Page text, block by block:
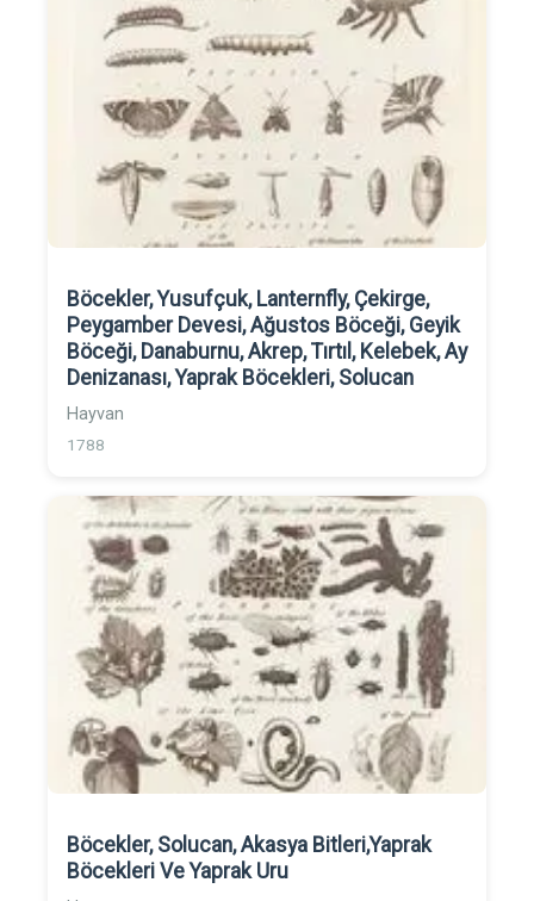
Böcekler, Yusufçuk, Lanternfly, Çekirge,
Peygamber Devesi, Ağustos Böceği, Geyik
Böceği, Danaburnu, Akrep, Tırtıl, Kelebek, Ay
Denizanası, Yaprak Böcekleri, Solucan
Hayvan
1788
Böcekler, Solucan, Akasya Bitleri,Yaprak
Böcekleri Ve Yaprak Uru